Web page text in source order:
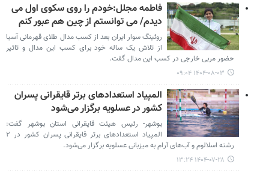
فاطمه مجلل:خودم را روی سکوی اول می
دیدم/ می توانستم از چین هم عبور کنم
روئینگ سوار ایران بعد از کسب مدال طلای قهرمانی آسیا
از تلاش یک ساله خود برای کسب این مدال و تاثیر
حضور مربی خارجی در کسب این مدال گفت.
۱۴۰۴-۰۸-۰۳ ۰۹:۰۴
المپیاد استعدادهای برتر قایقرانی پسران
کشور در عسلویه برگزار می‌شود
بوشهر- رئیس هیئت قایقرانی استان بوشهر گفت:
المپیاد استعدادهای برتر قایقرانی پسران کشور در ۲
رشته اسلالوم و آب‌های آرام به میزبانی عسلویه برگزار می‌شود.
۱۴۰۴-۰۷-۲۸ ۱۳:۲۴